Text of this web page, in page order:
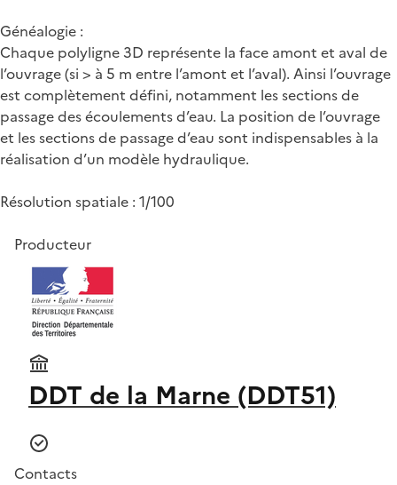
Généalogie :
Chaque polyligne 3D représente la face amont et aval de
l’ouvrage (si > à 5 m entre l’amont et l’aval). Ainsi l’ouvrage
est complètement défini, notamment les sections de
passage des écoulements d’eau. La position de l’ouvrage
et les sections de passage d’eau sont indispensables à la
réalisation d’un modèle hydraulique.
Résolution spatiale : 1/100
Producteur
DDT de la Marne (DDT51)
Contacts